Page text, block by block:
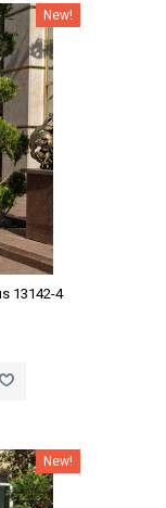
New!
13142-4
New!